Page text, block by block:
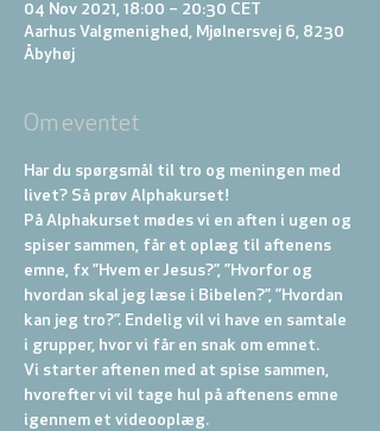
04 Nov 2021, 18:00 – 20:30 CET
Aarhus Valgmenighed, Mjølnersvej 6, 8230
Åbyhøj
Om eventet
Har du spørgsmål til tro og meningen med
livet? Så prøv Alphakurset!
På Alphakurset mødes vi en aften i ugen og
spiser sammen, får et oplæg til aftenens
emne, fx ”Hvem er Jesus?”, ”Hvorfor og
hvordan skal jeg læse i Bibelen?”, ”Hvordan
kan jeg tro?”. Endelig vil vi have en samtale
i grupper, hvor vi får en snak om emnet.
Vi starter aftenen med at spise sammen,
hvorefter vi vil tage hul på aftenens emne
igennem et videooplæg.